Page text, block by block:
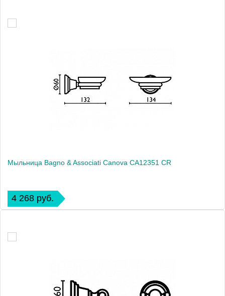
Мыльница Bagno & Associati Canova CA12351 CR
4 268 руб.